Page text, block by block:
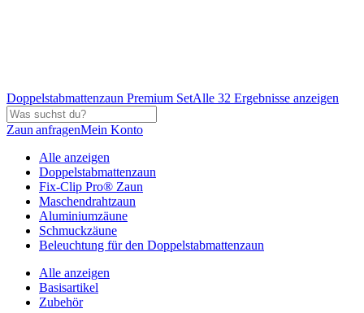
Doppelstabmattenzaun Premium SetAlle 32 Ergebnisse anzeigen
Zaun anfragenMein Konto
Alle anzeigen
Doppelstabmattenzaun
Fix-Clip Pro® Zaun
Maschendrahtzaun
Aluminiumzäune
Schmuckzäune
Beleuchtung für den Doppelstabmattenzaun
Alle anzeigen
Basisartikel
Zubehör